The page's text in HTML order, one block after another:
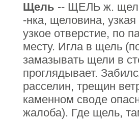
Щель -- ЩЕЛЬ ж.
-нка, щеловина,
узкое отверстие, по
месту. Игла в щель
замазывать щели в
проглядывает.
расселин, трещин
каменном своде
жалоба). Где щель,